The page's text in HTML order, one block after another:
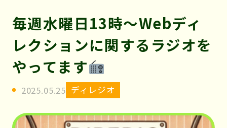
ク
ー
ル
「デ
レ
テ
毎週水曜日13時〜Webディ
レクションに関するラジオを
やってます
2025.05.25 ディレジオ